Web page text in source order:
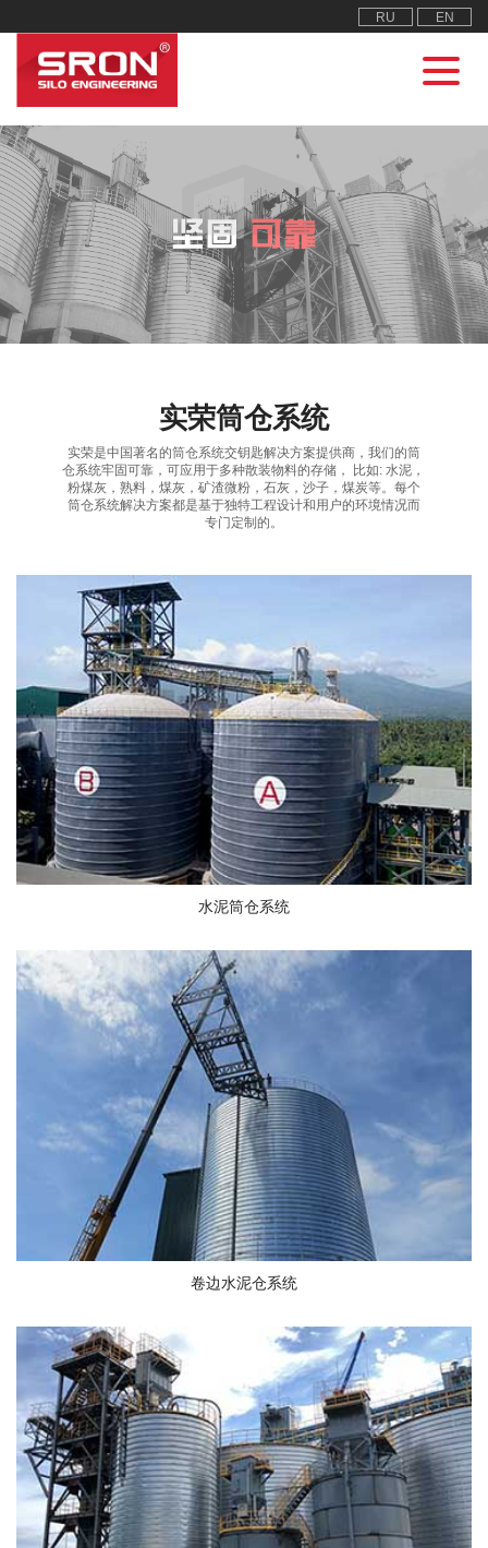
RU EN
实荣筒仓系统
实荣是中国著名的筒仓系统交钥匙解决方案提供商，我们的筒
仓系统牢固可靠，可应用于多种散装物料的存储， 比如: 水泥，
粉煤灰，熟料，煤灰，矿渣微粉，石灰，沙子，煤炭等。每个
筒仓系统解决方案都是基于独特工程设计和用户的环境情况而
专门定制的。
水泥筒仓系统
卷边水泥仓系统